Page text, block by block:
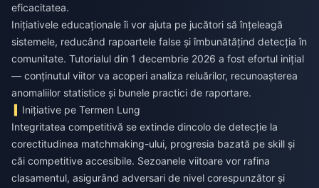
eficacitatea.
Inițiativele educaționale îi vor ajuta pe jucători să înțeleagă
sistemele, reducând rapoartele false și îmbunătățind detecția în
comunitate. Tutorialul din 1 decembrie 2026 a fost efortul inițial
— conținutul viitor va acoperi analiza reluărilor, recunoașterea
anomaliilor statistice și bunele practici de raportare.
Inițiative pe Termen Lung
Integritatea competitivă se extinde dincolo de detecție la
corectitudinea matchmaking-ului, progresia bazată pe skill și
căi competitive accesibile. Sezoanele viitoare vor rafina
clasamentul, asigurând adversari de nivel corespunzător și